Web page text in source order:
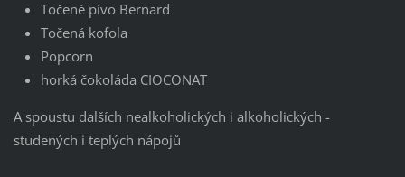
Točené pivo Bernard
Točená kofola
Popcorn
horká čokoláda CIOCONAT
A spoustu dalších nealkoholických i alkoholických -
studených i teplých nápojů